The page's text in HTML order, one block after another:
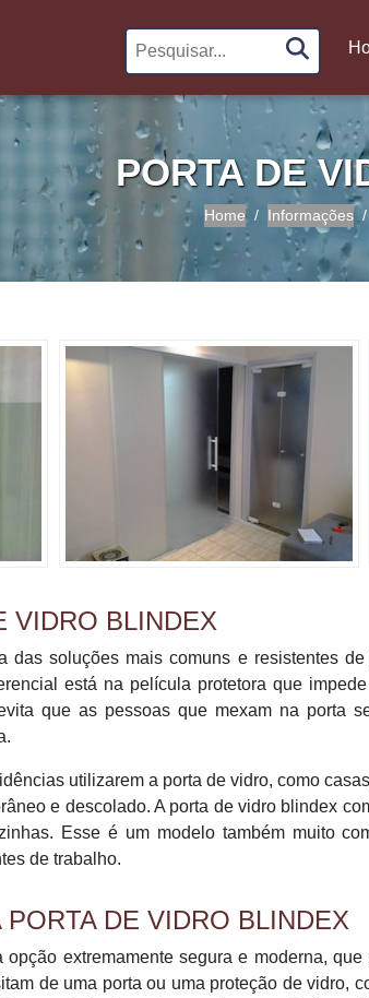
PORTA DE
Home Informações
VIDRO BLINDEX
das soluções mais comuns e resistentes
está na película protetora que
que as pessoas que mexam na porta
utilizarem a porta de vidro, como
e descolado. A porta de vidro blindex
Esse é um modelo também muito
de trabalho.
DE VIDRO BLINDEX
extremamente segura e moderna,
de uma porta ou uma proteção de vidro,